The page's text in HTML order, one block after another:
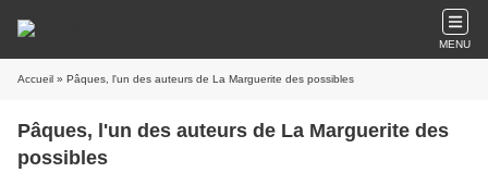
MENU
Accueil » Pâques, l'un des auteurs de La Marguerite des possibles
Pâques, l'un des auteurs de La Marguerite des
possibles